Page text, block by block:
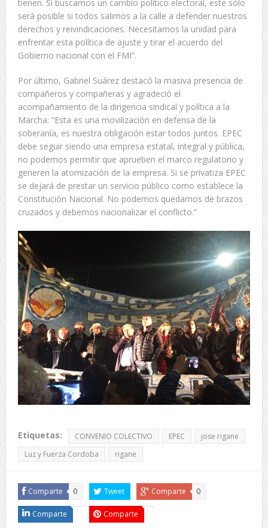
tienen. Si buscamos un cambio político electoral, este sólo
será posible si todos salimos a la calle a defender nuestros
derechos y reivindicaciones. Necesitamos la unidad para
enfrentar esta política de ajuste y tirar el acuerdo del
Gobierno nacional con el FMI”.
Por último, Gabriel Suárez destacó la masiva presencia de
compañeros y compañeras y agradeció el
acompañamiento de la dirigencia sindical y política a la
Marcha: “Esta es una movilización en defensa de la
soberanía, es nuestra obligación estar todos juntos. EPEC
debe seguir siendo una empresa estatal, integral y pública,
no podemos permitir que aprueben el marco regulatorio y
generen la atomización de la empresa. Si se privatiza EPEC
se dejará de prestar un servicio público como establece la
Constitución Nacional. No podemos quedarnos de brazos
cruzados y debemos nacionalizar el conflicto.”
Etiquetas: CONVENIO COLECTIVO EPEC
jose rigane
Luz y Fuerza Cordoba
rigane
Comparte 0 Tweet Comparte 0
Comparte Comparte